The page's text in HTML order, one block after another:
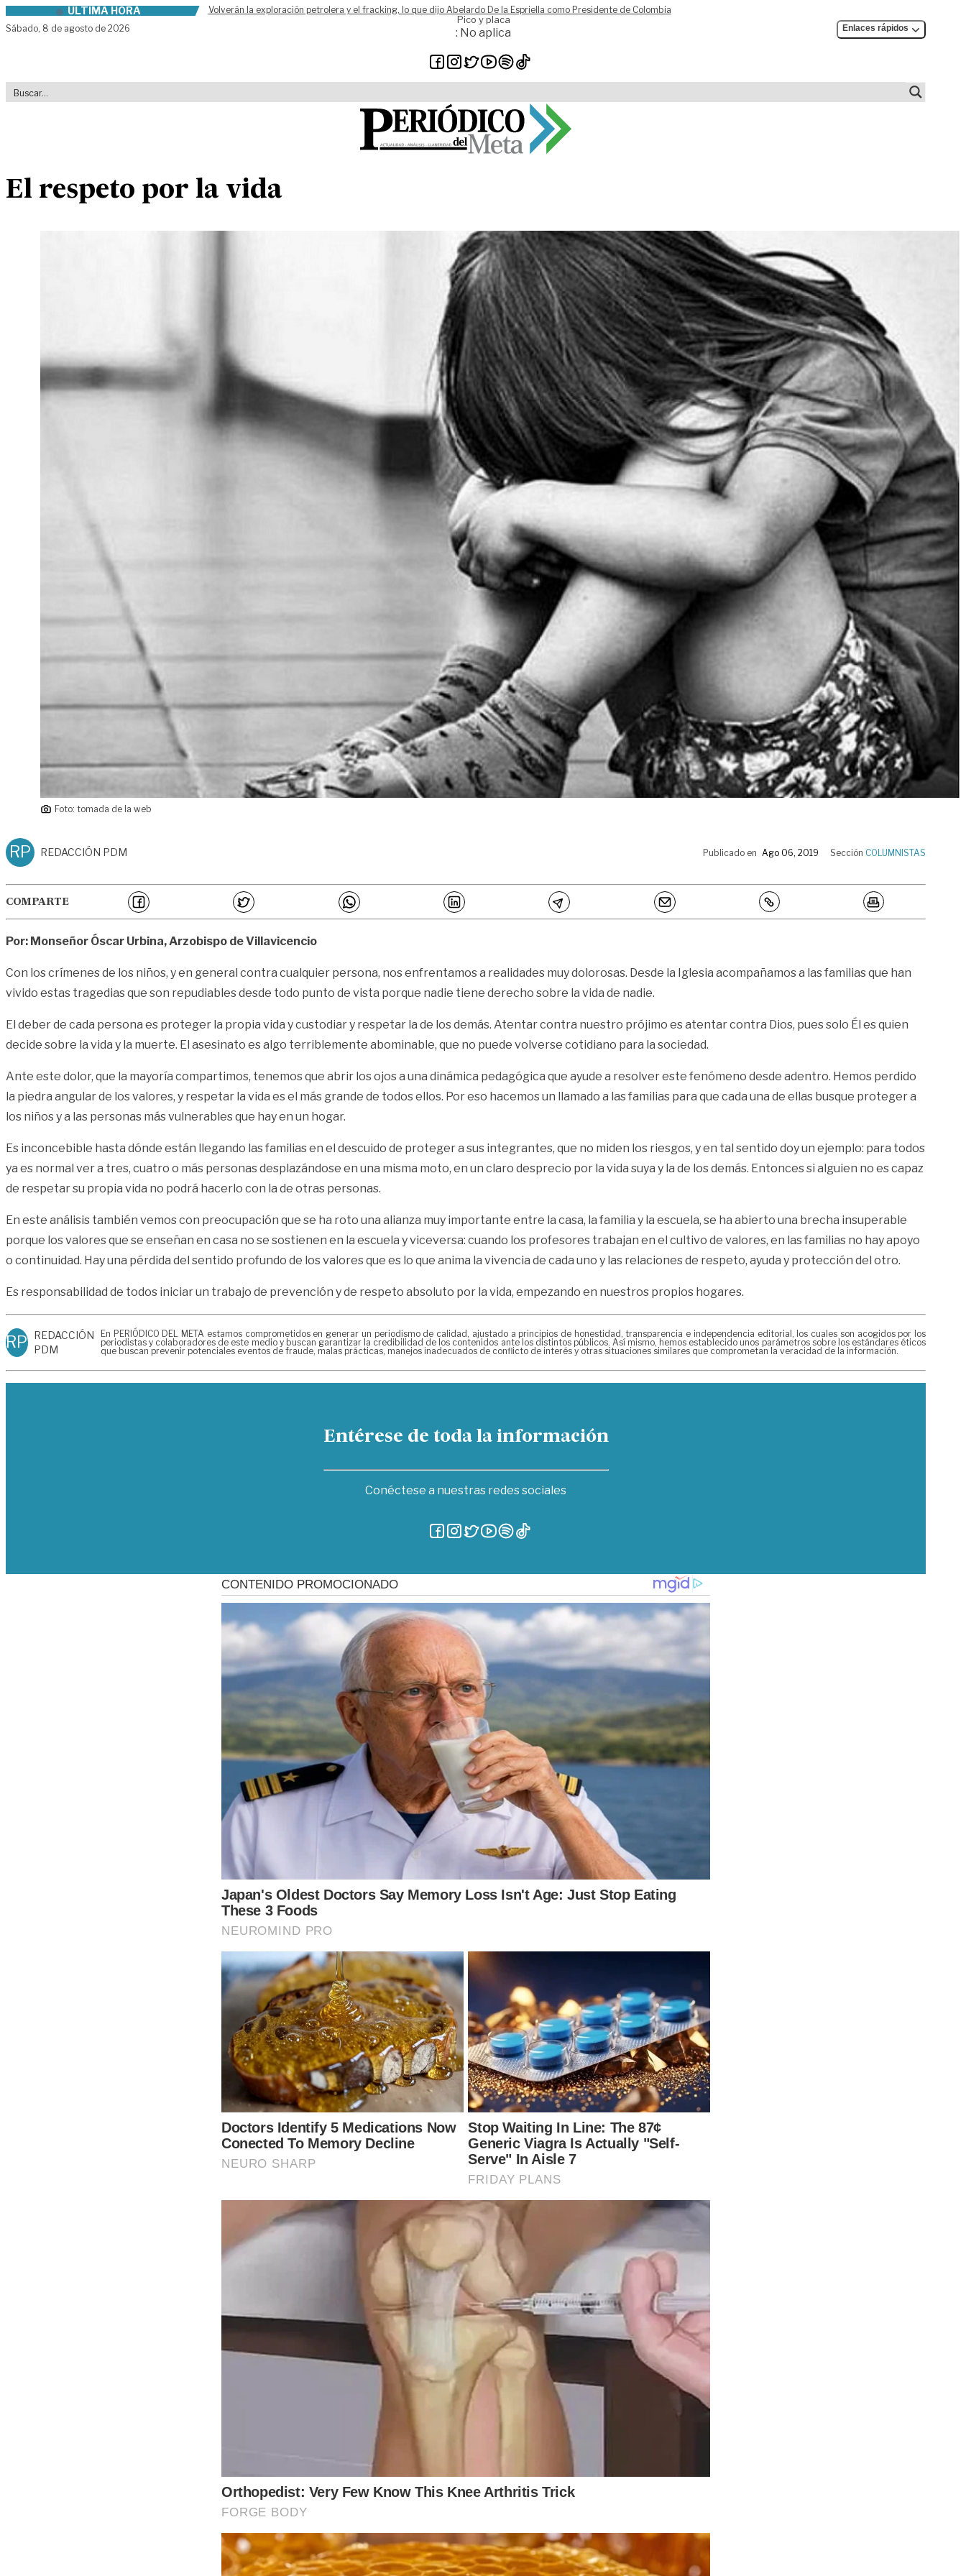
Skip to contentÚLTIMA HORA
Volverán la exploración petrolera y el fracking, lo que dijo Abelardo De la Espriella como Presidente de Colombia
Sábado, 8 de agosto de 2026
Pico y placa
: No aplica Enlaces rápidos
El respeto por la vida
Foto: tomada de la web
RP REDACCIÓN PDM Publicado en Ago 06, 2019 Sección COLUMNISTAS
COMPARTE
Por: Monseñor Óscar Urbina, Arzobispo de Villavicencio
Con los crímenes de los niños, y en general contra cualquier persona, nos enfrentamos a realidades muy dolorosas. Desde la Iglesia acompañamos a las familias que han
vivido estas tragedias que son repudiables desde todo punto de vista porque nadie tiene derecho sobre la vida de nadie.
El deber de cada persona es proteger la propia vida y custodiar y respetar la de los demás. Atentar contra nuestro prójimo es atentar contra Dios, pues solo Él es quien
decide sobre la vida y la muerte. El asesinato es algo terriblemente abominable, que no puede volverse cotidiano para la sociedad.
Ante este dolor, que la mayoría compartimos, tenemos que abrir los ojos a una dinámica pedagógica que ayude a resolver este fenómeno desde adentro. Hemos perdido
la piedra angular de los valores, y respetar la vida es el más grande de todos ellos. Por eso hacemos un llamado a las familias para que cada una de ellas busque proteger a
los niños y a las personas más vulnerables que hay en un hogar.
Es inconcebible hasta dónde están llegando las familias en el descuido de proteger a sus integrantes, que no miden los riesgos, y en tal sentido doy un ejemplo: para todos
ya es normal ver a tres, cuatro o más personas desplazándose en una misma moto, en un claro desprecio por la vida suya y la de los demás. Entonces si alguien no es capaz
de respetar su propia vida no podrá hacerlo con la de otras personas.
En este análisis también vemos con preocupación que se ha roto una alianza muy importante entre la casa, la familia y la escuela, se ha abierto una brecha insuperable
porque los valores que se enseñan en casa no se sostienen en la escuela y viceversa: cuando los profesores trabajan en el cultivo de valores, en las familias no hay apoyo
o continuidad. Hay una pérdida del sentido profundo de los valores que es lo que anima la vivencia de cada uno y las relaciones de respeto, ayuda y protección del otro.
Es responsabilidad de todos iniciar un trabajo de prevención y de respeto absoluto por la vida, empezando en nuestros propios hogares.
RP REDACCIÓN
PDM
En PERIÓDICO DEL META estamos comprometidos en generar un periodismo de calidad, ajustado a principios de honestidad, transparencia e independencia editorial, los cuales son acogidos por los
periodistas y colaboradores de este medio y buscan garantizar la credibilidad de los contenidos ante los distintos públicos. Así mismo, hemos establecido unos parámetros sobre los estándares éticos
que buscan prevenir potenciales eventos de fraude, malas prácticas, manejos inadecuados de conflicto de interés y otras situaciones similares que comprometan la veracidad de la información.
Entérese de toda la información
Conéctese a nuestras redes sociales